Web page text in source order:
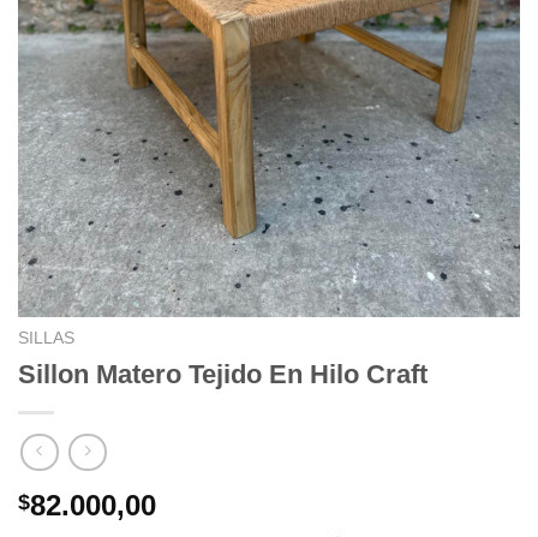
SILLAS
Sillon Matero Tejido En Hilo Craft
$82.000,00